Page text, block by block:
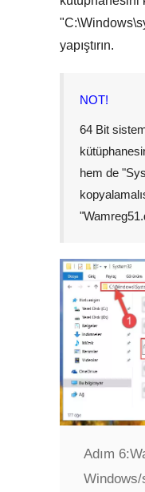
"
yapıştırın.
NOT!
64 Bit
hem de "
"
Adım 6: